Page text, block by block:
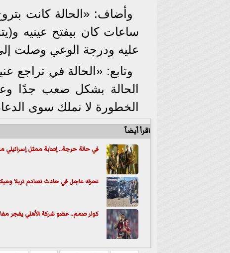
وأضاف: «الحالة كانت
ساعات كان بيفتح عينيه
عليه ودرجة الوعي وصلت إلى 9، وهذا أعطى تفاؤلا
الحالة بشكل صعب جدًا
الخطورة لا نملك سوى
اقرأ أيضاً
في حالة حرجة.. إصابة ممثل إسرائيلي
تحرك عاجل في حادث تصادم تريلا
كولر صمم.. عضو شركة الأهلي يفجر